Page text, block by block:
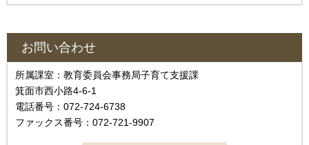
お問い合わせ
所属課室：教育委員会事務局子育て支援課
箕面市西小路4‐6‐1
電話番号：072-724-6738
ファックス番号：072-721-9907